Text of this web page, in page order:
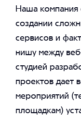
Telegram
SVK
+7 499 685
Наша компания
создании
сервисов и
нишу между
студией
проектов дает
мероприятий
площадкам)